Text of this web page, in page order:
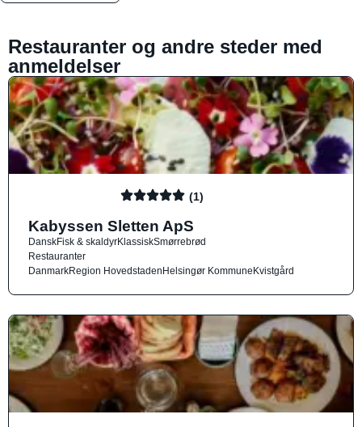
Restauranter og andre steder med
anmeldelser
(1)
Kabyssen Sletten ApS
DanskFisk & skaldyrKlassiskSmørrebrød
Restauranter
DanmarkRegion HovedstadenHelsingør KommuneKvistgård